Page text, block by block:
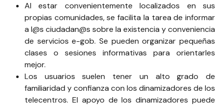
Al estar convenientemente localizados en sus
propias comunidades, se facilita la tarea de informar
a l@s ciudadan@s sobre la existencia y conveniencia
de servicios e-gob. Se pueden organizar pequeñas
clases o sesiones informativas para orientarles
mejor.
Los usuarios suelen tener un alto grado de
familiaridad y confianza con los dinamizadores de los
telecentros. El apoyo de los dinamizadores puede